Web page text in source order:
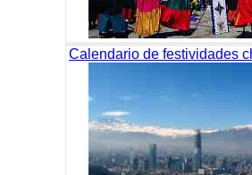
Calendario de festividades